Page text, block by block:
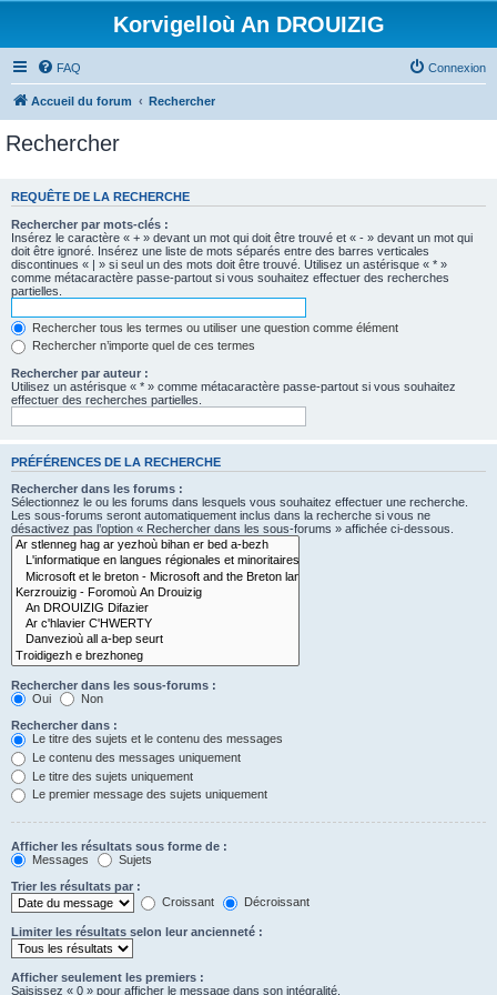
Korvigelloù An DROUIZIG
FAQ Connexion
Accueil du forum Rechercher
Rechercher
REQUÊTE DE LA RECHERCHE
Rechercher par mots-clés :
Insérez le caractère « + » devant un mot qui doit être trouvé et « - » devant un mot qui
doit être ignoré. Insérez une liste de mots séparés entre des barres verticales
discontinues « | » si seul un des mots doit être trouvé. Utilisez un astérisque « * »
comme métacaractère passe-partout si vous souhaitez effectuer des recherches
partielles.
Rechercher tous les termes ou utiliser une question comme élément
Rechercher n’importe quel de ces termes
Rechercher par auteur :
Utilisez un astérisque « * » comme métacaractère passe-partout si vous souhaitez
effectuer des recherches partielles.
PRÉFÉRENCES DE LA RECHERCHE
Rechercher dans les forums :
Sélectionnez le ou les forums dans lesquels vous souhaitez effectuer une recherche.
Les sous-forums seront automatiquement inclus dans la recherche si vous ne
désactivez pas l’option « Rechercher dans les sous-forums » affichée ci-dessous.
Rechercher dans les sous-forums :
Oui
Non
Rechercher dans :
Le titre des sujets et le contenu des messages
Le contenu des messages uniquement
Le titre des sujets uniquement
Le premier message des sujets uniquement
Afficher les résultats sous forme de :
Messages
Sujets
Trier les résultats par :
Croissant
Décroissant
Limiter les résultats selon leur ancienneté :
Afficher seulement les premiers :
Saisissez « 0 » pour afficher le message dans son intégralité.